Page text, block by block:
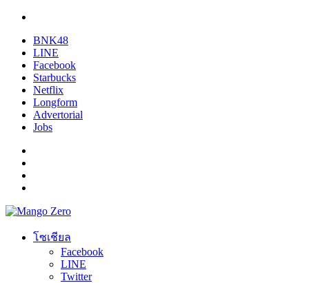
BNK48
LINE
Facebook
Starbucks
Netflix
Longform
Advertorial
Jobs
โซเชียล
Facebook
LINE
Twitter